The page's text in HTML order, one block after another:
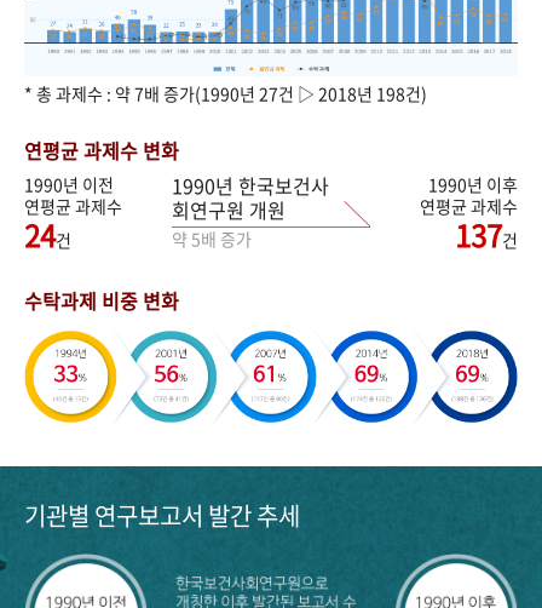
* 총 과제수 : 약 7배 증가(1990년 27건 ▷ 2018년 198건)
연평균 과제수 변화
1990년 이전
연평균 과제수
24건
1990년 한국보건사
회연구원 개원
약 5배 증가
1990년 이후
연평균 과제수
137건
수탁과제 비중 변화
기관별 연구보고서 발간 추세